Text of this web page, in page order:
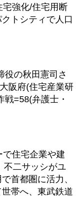
強化/住宅用断
トシティで人口
役の秋田憲司さ
阪府(住宅産業研
=58(弁護士・
住宅企業や建
不二サッシがユ
首都圏に活力、
帯へ、東武鉄道